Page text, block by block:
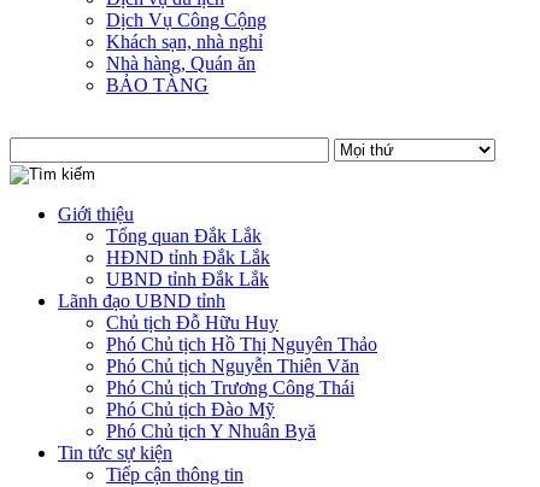
Dịch Vụ Công Cộng
Khách sạn, nhà nghỉ
Nhà hàng, Quán ăn
BẢO TÀNG
Giới thiệu
Tổng quan Đắk Lắk
HĐND tỉnh Đắk Lắk
UBND tỉnh Đắk Lắk
Lãnh đạo UBND tỉnh
Chủ tịch Đỗ Hữu Huy
Phó Chủ tịch Hồ Thị Nguyên Thảo
Phó Chủ tịch Nguyễn Thiên Văn
Phó Chủ tịch Trương Công Thái
Phó Chủ tịch Đào Mỹ
Phó Chủ tịch Y Nhuân Byă
Tin tức sự kiện
Tiếp cận thông tin